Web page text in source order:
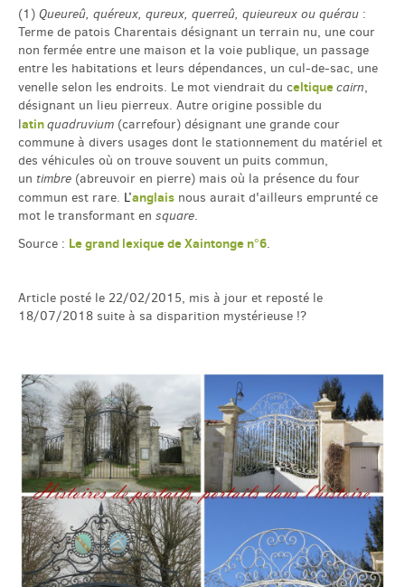
(1) Queureû, quéreux, qureux, querreû, quieureux ou quérau :
Terme de patois Charentais désignant un terrain nu, une cour
non fermée entre une maison et la voie publique, un passage
entre les habitations et leurs dépendances, un cul-de-sac, une
venelle selon les endroits. Le mot viendrait du celtiquecairn,
désignant un lieu pierreux. Autre origine possible du
latinquadruvium (carrefour) désignant une grande cour
commune à divers usages dont le stationnement du matériel et
des véhicules où on trouve souvent un puits commun,
un timbre (abreuvoir en pierre) mais où la présence du four
commun est rare. L’anglais nous aurait d'ailleurs emprunté ce
mot le transformant en square.
Source : Le grand lexique de Xaintonge n°6.
Article posté le 22/02/2015, mis à jour et reposté le
18/07/2018 suite à sa disparition mystérieuse !?